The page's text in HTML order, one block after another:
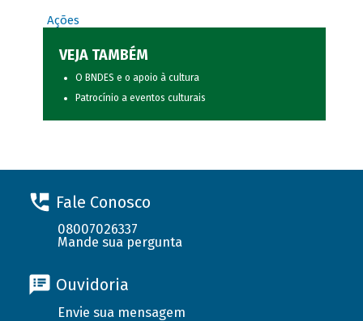
Ações
VEJA TAMBÉM
O BNDES e o apoio à cultura
Patrocínio a eventos culturais
Fale Conosco
08007026337
Mande sua pergunta
Ouvidoria
Envie sua mensagem